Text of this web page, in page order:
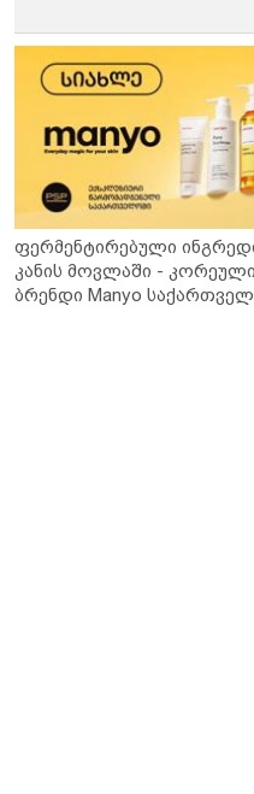
ფერმენტირებული
კანის მოვლაში -
ბრენდი Manyo